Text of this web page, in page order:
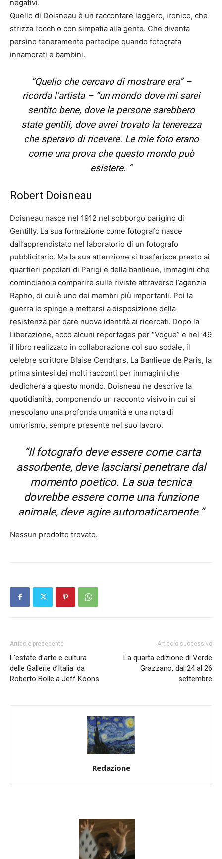
negativi.
Quello di Doisneau è un raccontare leggero, ironico, che
strizza l’occhio con simpatia alla gente. Che diventa
persino teneramente partecipe quando fotografa
innamorati e bambini.
“Quello che cercavo di mostrare era” –
ricorda l’artista – “un mondo dove mi sarei
sentito bene, dove le persone sarebbero
state gentili, dove avrei trovato la tenerezza
che speravo di ricevere. Le mie foto erano
come una prova che questo mondo può
esistere. “
Robert Doisneau
Doisneau nasce nel 1912 nel sobborgo parigino di
Gentilly. La sua formazione come fotografo nasce
dall’apprendistato nel laboratorio di un fotografo
pubblicitario. Ma la sua attenzione si trasferisce presto ai
quartieri popolari di Parigi e della banlieue, immagini che
cominciano a comparire sulle riviste attraverso l’agenzia
Rapho, di cui è uno dei membri più importanti. Poi la
guerra lo spinge a mettersi a disposizione della
resistenza per dare nuova identità ai ricercati. Dopo la
Liberazione, ecco alcuni reportages per “Vogue” e nel ’49
il libro realizzato in collaborazione col suo sodale, il
celebre scrittore Blaise Cendrars, La Banlieue de Paris, la
prima sintesi dei molti racconti per immagini che
dedicherà a questo mondo. Doisneau ne descrive la
quotidianità, componendo un racconto visivo in cui si
mescolano una profonda umanità e una nota di
umorismo, sempre presente nel suo lavoro.
“Il fotografo deve essere come carta
assorbente, deve lasciarsi penetrare dal
momento poetico. La sua tecnica
dovrebbe essere come una funzione
animale, deve agire automaticamente.”
Nessun prodotto trovato.
Articolo precedente
L’estate d’arte e cultura
delle Gallerie d’Italia: da
Roberto Bolle a Jeff Koons
Articolo successivo
La quarta edizione di Verde
Grazzano: dal 24 al 26
settembre
Redazione